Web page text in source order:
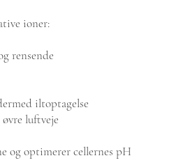
ioner:
rensende
iltoptagelse
luftveje
og optimerer cellernes pH